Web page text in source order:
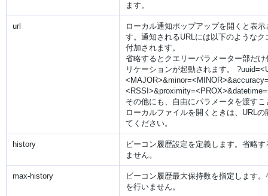
ます。
url
ローカル通知ポップアップを開くと表
す。通知されるURLには以下のような
付加されます。
省略するとクエリーパラメーター部だ
リケーションが起動されます。
その他にも、自由にパラメータを渡す
ローカルファイルを開くときは、URL
てください。
history
ビーコン履歴設定を定義します。省略
ません。
max-history
ビーコン履歴最大保持数を指定します
を行いません。